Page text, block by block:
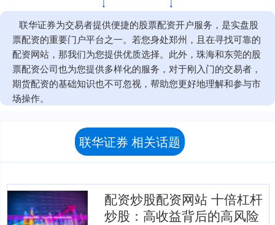
联华证券为交易者提供便捷的股票配资开户服务，是实盘股
票配资的重要门户平台之一。若您身处郑州，且在寻找可靠的
配资网站，那我们为您提供优质选择。此外，珠海和东莞的股
票配资公司也为您提供多样化的服务，对于刚入门的交易者，
期货配资的基础知识也不可忽视，帮助您更好地理解和参与市
场操作。
联华证券 相关话题
配资炒股配资网站 十倍杠杆
炒股：高收益背后的高风险